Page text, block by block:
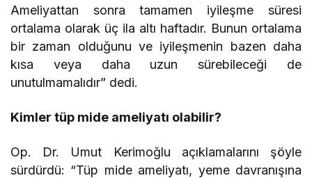
Ameliyattan sonra tamamen iyileşme süresi
ortalama olarak üç ila altı haftadır. Bunun ortalama
bir zaman olduğunu ve iyileşmenin bazen daha
kısa veya daha uzun sürebileceği de
unutulmamalıdır” dedi.
Kimler tüp mide ameliyatı olabilir?
Op. Dr. Umut Kerimoğlu açıklamalarını şöyle
sürdürdü: “Tüp mide ameliyatı, yeme davranışına